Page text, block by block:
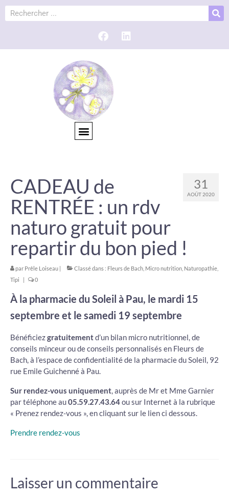
31
AOÛT 2020
CADEAU de
RENTRÉE : un rdv
naturo gratuit pour
repartir du bon pied !
par Prêle Loiseau | Classé dans : Fleurs de Bach Micro nutrition Naturopathie
Tipi
| 0
À la pharmacie du Soleil à Pau, le mardi 15
septembre et le samedi 19 septembre
Bénéficiezgratuitementd’un bilan micro nutritionnel, de
conseils minceur ou de conseils personnalisés en Fleurs de
Bach, à l’espace de confidentialité de la pharmacie du Soleil, 92
rue Emile Guichenné à Pau.
Sur rendez-vous uniquement, auprès de Mr et Mme Garnier
par téléphone au05.59.27.43.64ou sur Internet à la rubrique
« Prenez rendez-vous », en cliquant sur le lien ci dessous.
Prendre rendez-vous
Laisser un commentaire